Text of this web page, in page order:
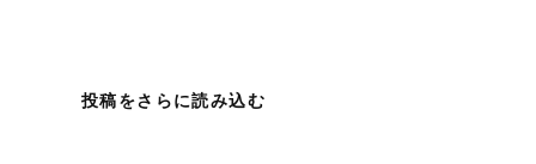
投稿をさらに読み込む